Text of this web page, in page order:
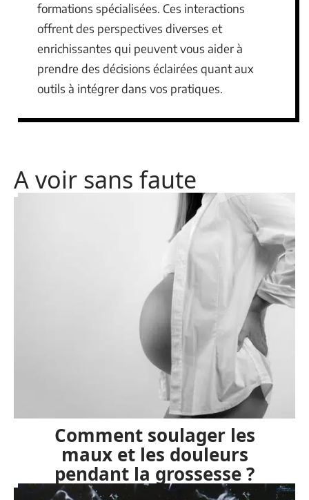
formations spécialisées. Ces interactions
offrent des perspectives diverses et
enrichissantes qui peuvent vous aider à
prendre des décisions éclairées quant aux
outils à intégrer dans vos pratiques.
A voir sans faute
Comment soulager les
maux et les douleurs
pendant la grossesse ?